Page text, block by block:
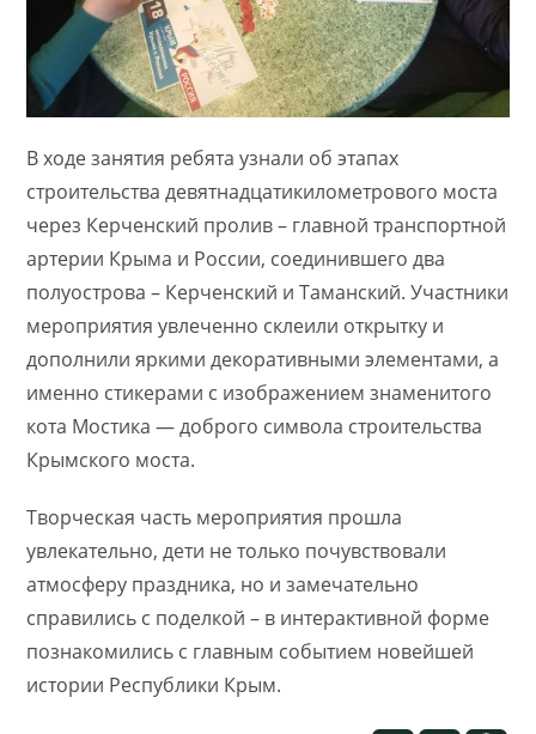
В ходе занятия ребята узнали об этапах
строительства девятнадцатикилометрового моста
через Керченский пролив – главной транспортной
артерии Крыма и России, соединившего два
полуострова – Керченский и Таманский. Участники
мероприятия увлеченно склеили открытку и
дополнили яркими декоративными элементами, а
именно стикерами с изображением знаменитого
кота Мостика — доброго символа строительства
Крымского моста.
Творческая часть мероприятия прошла
увлекательно, дети не только почувствовали
атмосферу праздника, но и замечательно
справились с поделкой – в интерактивной форме
познакомились с главным событием новейшей
истории Республики Крым.